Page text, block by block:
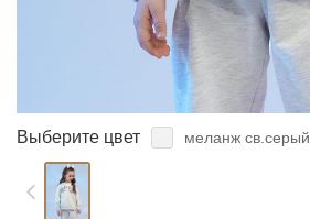
Выберите цвет меланж св.серый